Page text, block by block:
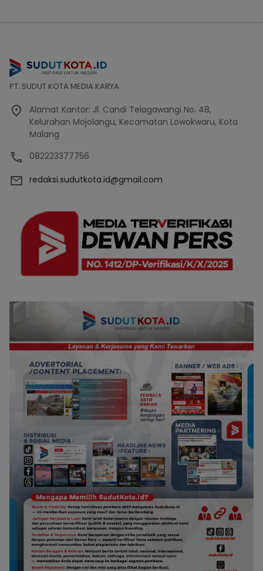
PT. SUDUT KOTA MEDIA KARYA
Alamat Kantor: Jl. Candi Telagawangi No. 48,
Kelurahan Mojolangu, Kecamatan Lowokwaru, Kota
Malang
082223377756
redaksi.sudutkota.id@gmail.com